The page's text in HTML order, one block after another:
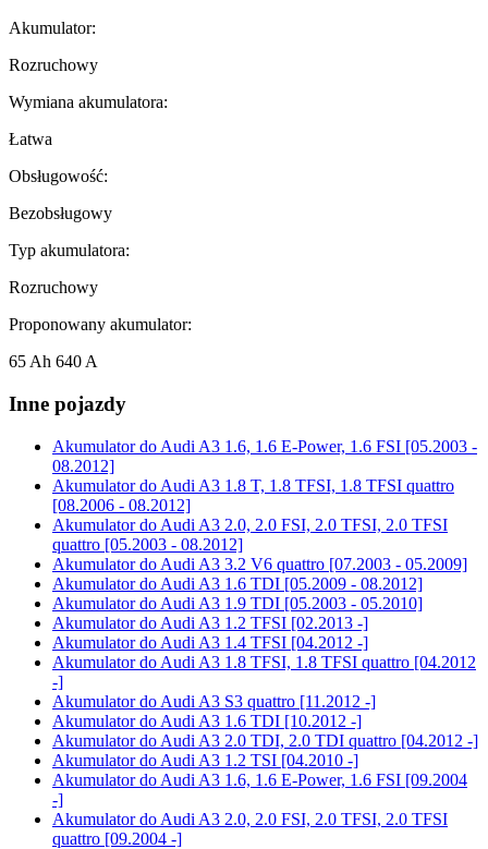
Akumulator:
Rozruchowy
Wymiana akumulatora:
Łatwa
Obsługowość:
Bezobsługowy
Typ akumulatora:
Rozruchowy
Proponowany akumulator:
65 Ah 640 A
Inne pojazdy
Akumulator do Audi A3 1.6, 1.6 E-Power, 1.6 FSI [05.2003 -
08.2012]
Akumulator do Audi A3 1.8 T, 1.8 TFSI, 1.8 TFSI quattro
[08.2006 - 08.2012]
Akumulator do Audi A3 2.0, 2.0 FSI, 2.0 TFSI, 2.0 TFSI
quattro [05.2003 - 08.2012]
Akumulator do Audi A3 3.2 V6 quattro [07.2003 - 05.2009]
Akumulator do Audi A3 1.6 TDI [05.2009 - 08.2012]
Akumulator do Audi A3 1.9 TDI [05.2003 - 05.2010]
Akumulator do Audi A3 1.2 TFSI [02.2013 -]
Akumulator do Audi A3 1.4 TFSI [04.2012 -]
Akumulator do Audi A3 1.8 TFSI, 1.8 TFSI quattro [04.2012
-]
Akumulator do Audi A3 S3 quattro [11.2012 -]
Akumulator do Audi A3 1.6 TDI [10.2012 -]
Akumulator do Audi A3 2.0 TDI, 2.0 TDI quattro [04.2012 -]
Akumulator do Audi A3 1.2 TSI [04.2010 -]
Akumulator do Audi A3 1.6, 1.6 E-Power, 1.6 FSI [09.2004
-]
Akumulator do Audi A3 2.0, 2.0 FSI, 2.0 TFSI, 2.0 TFSI
quattro [09.2004 -]